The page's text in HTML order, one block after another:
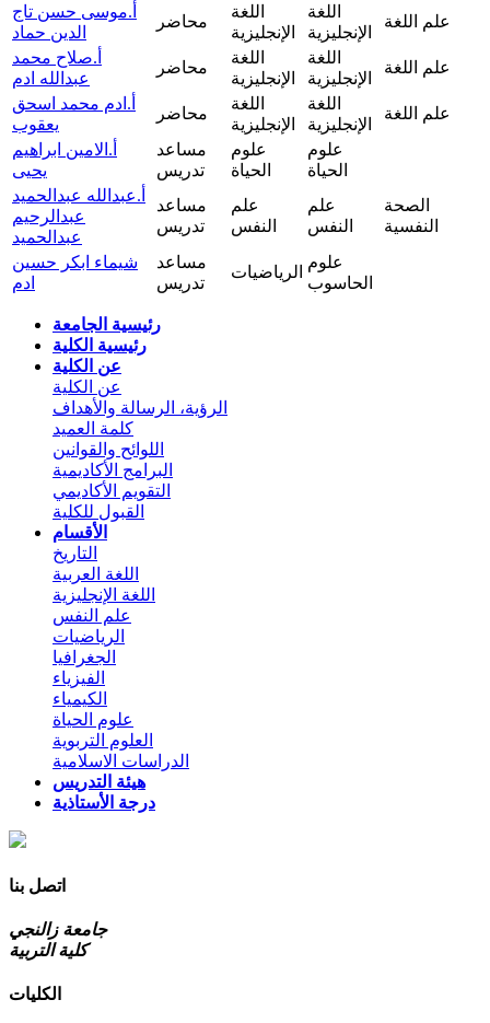
أ.موسى حسن تاج
الدين حماد
محاضر
اللغة
الإنجليزية
اللغة
الإنجليزية
علم اللغة
أ.صلاح محمد
عبدالله ادم
محاضر
اللغة
الإنجليزية
اللغة
الإنجليزية
علم اللغة
أ.ادم محمد اسحق
يعقوب
محاضر
اللغة
الإنجليزية
اللغة
الإنجليزية
علم اللغة
أ.الامين ابراهيم
يحيى
مساعد
تدريس
علوم
الحياة
علوم
الحياة
أ.عبدالله عبدالحميد
عبدالرحيم
عبدالحميد
مساعد
تدريس
علم
النفس
علم
النفس
الصحة
النفسية
شيماء ابكر حسين
ادم
مساعد
تدريس
الرياضيات
علوم
الحاسوب
رئيسية الجامعة
رئيسية الكلية
عن الكلية
عن الكلية
الرؤية، الرسالة والأهداف
كلمة العميد
اللوائح والقوانين
البرامج الأكاديمية
التقويم الأكاديمي
القبول للكلية
الأقسام
التاريخ
اللغة العربية
اللغة الإنجليزية
علم النفس
الرياضيات
الجغرافيا
الفيزياء
الكيمياء
علوم الحياة
العلوم التربوية
الدراسات الاسلامية
هيئة التدريس
درجة الأستاذية
اتصل بنا
جامعة زالنجي
كلية التربية
الكليات